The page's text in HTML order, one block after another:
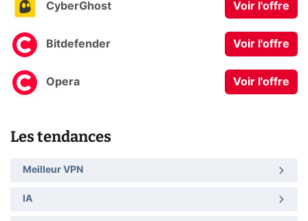
CyberGhost Voir l'offre
Bitdefender Voir l'offre
Opera Voir l'offre
Les tendances
Meilleur VPN
IA